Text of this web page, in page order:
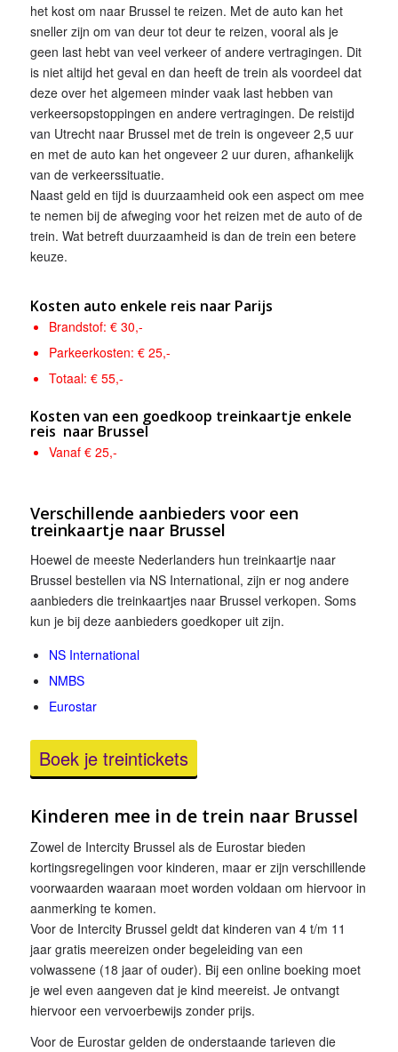
het kost om naar Brussel te reizen. Met de auto kan het
sneller zijn om van deur tot deur te reizen, vooral als je
geen last hebt van veel verkeer of andere vertragingen. Dit
is niet altijd het geval en dan heeft de trein als voordeel dat
deze over het algemeen minder vaak last hebben van
verkeersopstoppingen en andere vertragingen. De reistijd
van Utrecht naar Brussel met de trein is ongeveer 2,5 uur
en met de auto kan het ongeveer 2 uur duren, afhankelijk
van de verkeerssituatie.
Naast geld en tijd is duurzaamheid ook een aspect om mee
te nemen bij de afweging voor het reizen met de auto of de
trein. Wat betreft duurzaamheid is dan de trein een betere
keuze.
Kosten auto enkele reis naar Parijs
Brandstof: € 30,-
Parkeerkosten: € 25,-
Totaal: € 55,-
Kosten van een goedkoop treinkaartje enkele
reis naar Brussel
Vanaf € 25,-
Verschillende aanbieders voor een
treinkaartje naar Brussel
Hoewel de meeste Nederlanders hun treinkaartje naar
Brussel bestellen via NS International, zijn er nog andere
aanbieders die treinkaartjes naar Brussel verkopen. Soms
kun je bij deze aanbieders goedkoper uit zijn.
NS International
NMBS
Eurostar
Boek je treintickets
Kinderen mee in de trein naar Brussel
Zowel de Intercity Brussel als de Eurostar bieden
kortingsregelingen voor kinderen, maar er zijn verschillende
voorwaarden waaraan moet worden voldaan om hiervoor in
aanmerking te komen.
Voor de Intercity Brussel geldt dat kinderen van 4 t/m 11
jaar gratis meereizen onder begeleiding van een
volwassene (18 jaar of ouder). Bij een online boeking moet
je wel even aangeven dat je kind meereist. Je ontvangt
hiervoor een vervoerbewijs zonder prijs.
Voor de Eurostar gelden de onderstaande tarieven die